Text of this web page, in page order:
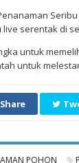
serentak di
untuk
untuk
Share
POHON